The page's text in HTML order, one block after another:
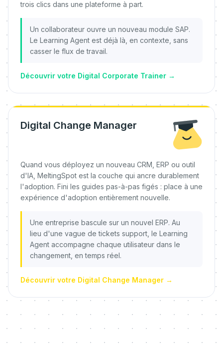
trois clics dans une plateforme à part.
Un collaborateur ouvre un nouveau module SAP.
Le Learning Agent est déjà là, en contexte, sans
casser le flux de travail.
Découvrir votre Digital Corporate Trainer →
Digital Change Manager
Quand vous déployez un nouveau CRM, ERP ou outil
d'IA, MeltingSpot est la couche qui ancre durablement
l'adoption. Fini les guides pas-à-pas figés : place à une
expérience d'adoption entièrement nouvelle.
Une entreprise bascule sur un nouvel ERP. Au
lieu d'une vague de tickets support, le Learning
Agent accompagne chaque utilisateur dans le
changement, en temps réel.
Découvrir votre Digital Change Manager →